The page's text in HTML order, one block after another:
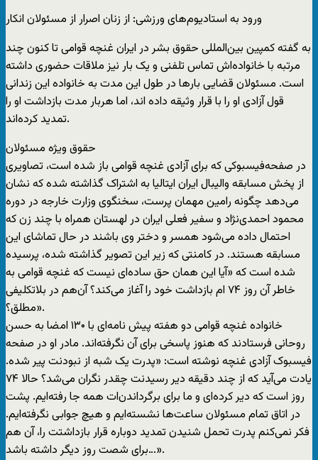
ورود به استادیوم‌های ورزشی: از زنان اصرار از مسئولان انکار
به گفته کمپین بین‌المللی حقوق بشر در ایران غنچه قوامی تا کنون چند
مرتبه با خانواده‌اش تماس تلفنی و یک بار نیز ملاقات حضوری داشته
است. مسئولان قضایی بارها در طول این مدت به خانواده این زندانی
قول آزادی او را با قرار وثیقه داده اند، اما هربار مدت بازداشت او را
تمدید کرده‌اند.
حقوق ویژه مسئولان
در صفحه‌فیسبوکی که برای آزادی غنچه قوامی باز شده است، تصاویری
از پخش مسابقه والیبال ایران ایتالیا به اشتراک گذاشته شده که نشان
می‌دهد چگونه رامین مهمان پرست، سخنگوی وزارت خارجه در دوره
محمود احمدی‌نژاد و سفیر فعلی ایران در لهستان همراه با چند زن که
احتمال داده می‌شود همسر و دختر وی باشند در حال تماشای این
مسابقه هستند. در کامنتی که زیر این تصویر گذاشته شده، پرسیده
شده است که «آیا این همان حق ساده‌ای نیست که غنچه قوامی به
خاطر آن روز ۷۴ ام بازداشت خود را آغاز می‌کند؟ آن‌هم در بلاتکلیفی
مطلق؟».
خانواده غنچه قوامی دو هفته پیش نامه‌ای با ۱۳۰ امضا به حسن
روحانی فرستادند که هنوز پاسخی برای ‌آن نگرفته‌اند. مادر او در صفحه
فیسبوک آزادی غنچه نوشته است: «پدرت یک شبه از نبودنت پیر شده.
یادت می‌‌آید که از چند دقیقه دیر رسیدنت چقدر نگران می‌شد؟ حالا ۷۴
روز است که دیر کرده‌ای و ما برای برگرداندن‌ات همه جا رفته‌ایم. پشت
در اتاق تمام مسئولان ساعت‌ها نشسته‌ایم و هیچ جوابی نگرفته‌ایم.
فکر نمی‌کنم پدرت تحمل شنیدن تمدید دوباره قرار بازداشتت را، ‌آن هم
برای شصت روز دیگر داشته باشد…».